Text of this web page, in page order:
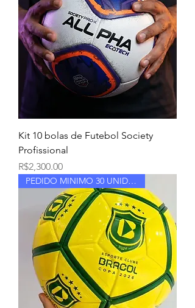
Kit 10 bolas de Futebol Society
Profissional
Price
R$2,300.00
PEDIDO MINIMO 30 UNIDADES